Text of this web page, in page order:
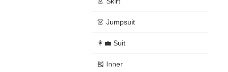
👗 Jumpsuit
👩‍💼 Suit
🎽 Inner